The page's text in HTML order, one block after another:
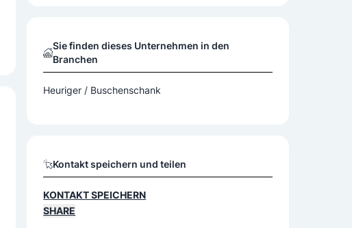
Sie finden dieses Unternehmen in den
Branchen
Heuriger / Buschenschank
Kontakt speichern und teilen
KONTAKT SPEICHERN
SHARE